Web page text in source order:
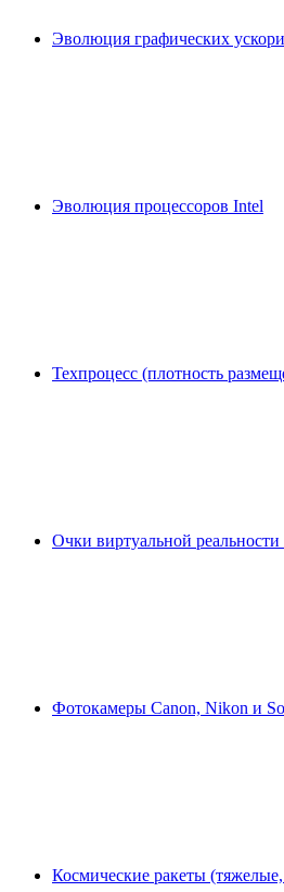
Эволюция графических
Эволюция процессоров Intel
Техпроцесс (плотность
Очки виртуальной
Фотокамеры Canon, Nikon и
Космические ракеты